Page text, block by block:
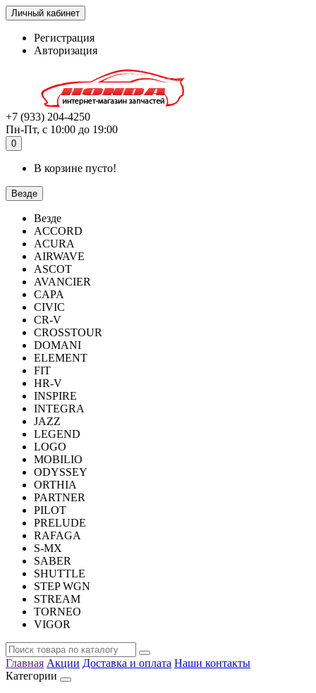
Личный кабинет
Регистрация
Авторизация
+7 (933) 204-4250
Пн-Пт, с 10:00 до 19:00
0
В корзине пусто!
Везде
Везде
ACCORD
ACURA
AIRWAVE
ASCOT
AVANCIER
CAPA
CIVIC
CR-V
CROSSTOUR
DOMANI
ELEMENT
FIT
HR-V
INSPIRE
INTEGRA
JAZZ
LEGEND
LOGO
MOBILIO
ODYSSEY
ORTHIA
PARTNER
PILOT
PRELUDE
RAFAGA
S-MX
SABER
SHUTTLE
STEP WGN
STREAM
TORNEO
VIGOR
Главная Акции Доставка и оплата Наши контакты
Категории